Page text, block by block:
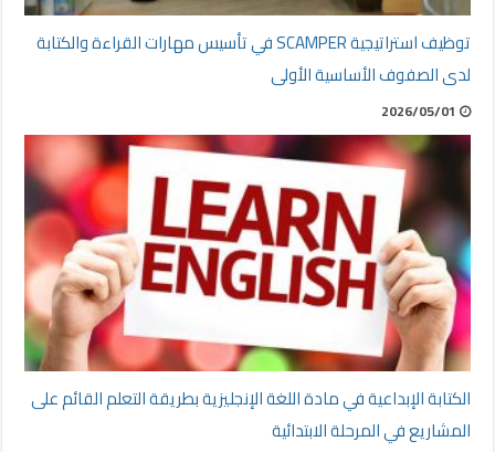
توظيف استراتيجية SCAMPER في تأسيس مهارات القراءة والكتابة
لدى الصفوف الأساسية الأولى
2026/05/01
الكتابة الإبداعية في مادة اللغة الإنجليزية بطريقة التعلم القائم على
المشاريع في المرحلة الابتدائية